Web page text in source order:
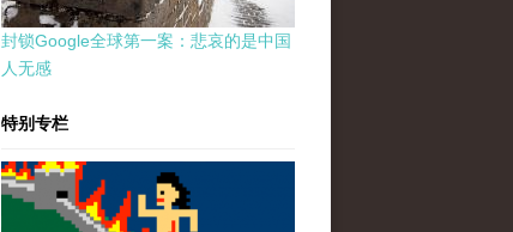
封锁Google全球第一案：悲哀的是中国
人无感
特别专栏